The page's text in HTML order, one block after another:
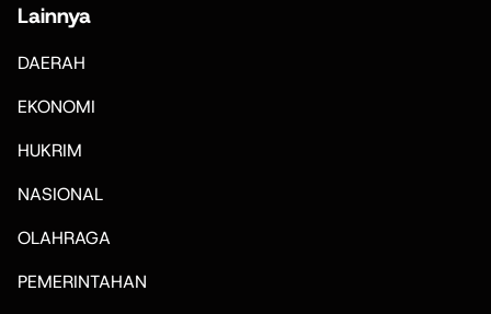
Lainnya
DAERAH
EKONOMI
HUKRIM
NASIONAL
OLAHRAGA
PEMERINTAHAN